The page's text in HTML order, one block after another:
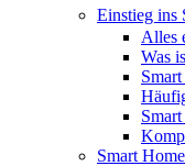
Einstieg ins
Alles
Was
Smart